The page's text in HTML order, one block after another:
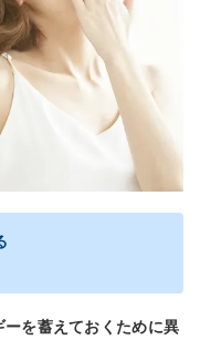
ーを蓄えておくために異